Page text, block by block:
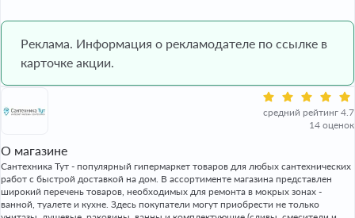
Реклама. Информация о рекламодателе по ссылке в
карточке акции.
средний рейтинг 4.7
14 оценок
О магазине
Сантехника Тут - популярный гипермаркет товаров для любых сантехнических
работ с быстрой доставкой на дом. В ассортименте магазина представлен
широкий перечень товаров, необходимых для ремонта в мокрых зонах -
ванной, туалете и кухне. Здесь покупатели могут приобрести не только